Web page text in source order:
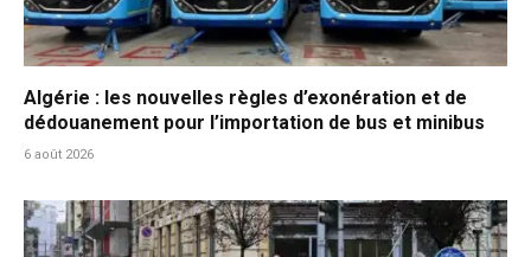
Algérie : les nouvelles règles d’exonération et de
dédouanement pour l’importation de bus et minibus
6 août 2026